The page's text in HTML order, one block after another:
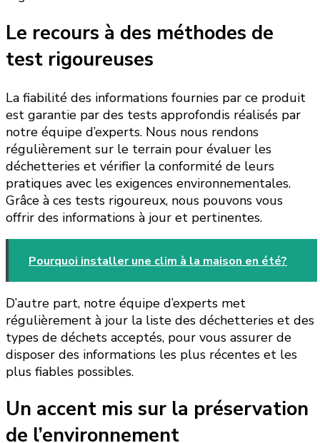
Le recours à des méthodes de
test rigoureuses
La fiabilité des informations fournies par ce produit
est garantie par des tests approfondis réalisés par
notre équipe d’experts. Nous nous rendons
régulièrement sur le terrain pour évaluer les
déchetteries et vérifier la conformité de leurs
pratiques avec les exigences environnementales.
Grâce à ces tests rigoureux, nous pouvons vous
offrir des informations à jour et pertinentes.
Pourquoi installer une clim à la maison en été?
D’autre part, notre équipe d’experts met
régulièrement à jour la liste des déchetteries et des
types de déchets acceptés, pour vous assurer de
disposer des informations les plus récentes et les
plus fiables possibles.
Un accent mis sur la préservation
de l’environnement